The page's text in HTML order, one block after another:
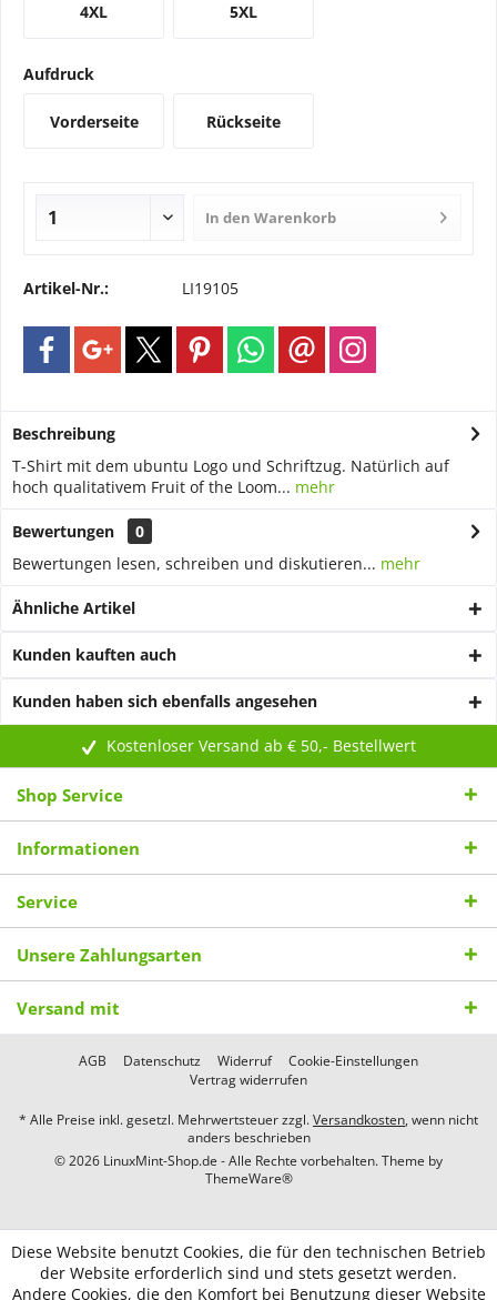
4XL 5XL
Aufdruck
Vorderseite Rückseite
In den Warenkorb
Artikel-Nr.: LI19105
Beschreibung
T-Shirt mit dem ubuntu Logo und Schriftzug. Natürlich auf
hoch qualitativem Fruit of the Loom... mehr
Bewertungen
0
Bewertungen lesen, schreiben und diskutieren... mehr
Ähnliche Artikel
Kunden kauften auch
Kunden haben sich ebenfalls angesehen
Kostenloser Versand ab € 50,- Bestellwert
Shop Service
Informationen
Service
Unsere Zahlungsarten
Versand mit
AGB Datenschutz Widerruf
Cookie-Einstellungen
Vertrag widerrufen
* Alle Preise inkl. gesetzl. Mehrwertsteuer zzgl.Versandkosten, wenn nicht
anders beschrieben
© 2026 LinuxMint-Shop.de - Alle Rechte vorbehalten. Theme by
ThemeWare®
Diese Website benutzt Cookies, die für den technischen Betrieb
der Website erforderlich sind und stets gesetzt werden.
Andere Cookies, die den Komfort bei Benutzung dieser Website